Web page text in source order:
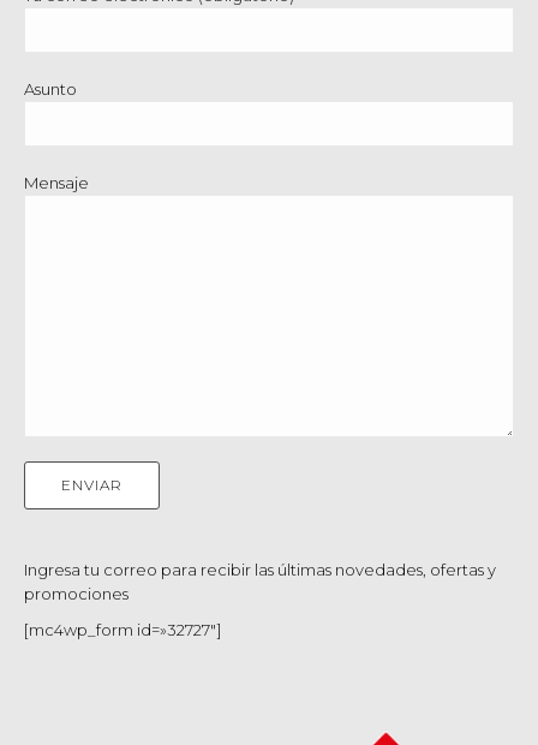
Asunto
Mensaje
Ingresa tu correo para recibir las últimas novedades, ofertas y
promociones
[mc4wp_form id=»32727″]